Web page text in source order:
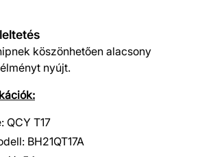
köszönhetően alacsony
nyújt.
QCY T17
BH21QT17A